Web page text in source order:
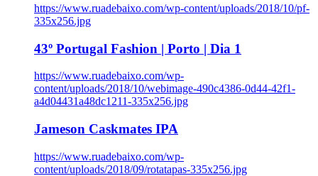
https://www.ruadebaixo.com/wp-content/uploads/2018/10/pf-
335x256.jpg
43º Portugal Fashion | Porto | Dia 1
https://www.ruadebaixo.com/wp-
content/uploads/2018/10/webimage-490c4386-0d44-42f1-
a4d04431a48dc1211-335x256.jpg
Jameson Caskmates IPA
https://www.ruadebaixo.com/wp-
content/uploads/2018/09/rotatapas-335x256.jpg